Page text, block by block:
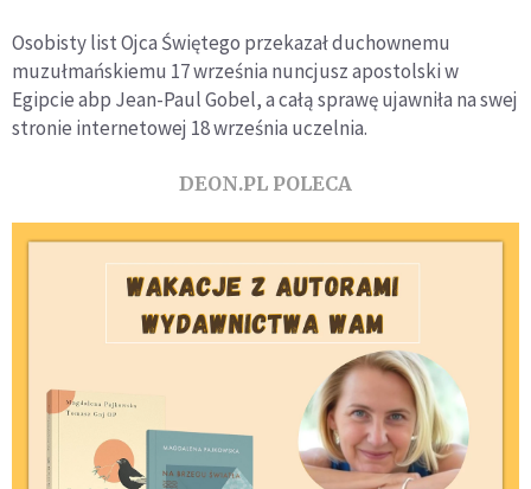
Osobisty list Ojca Świętego przekazał duchownemu
muzułmańskiemu 17 września nuncjusz apostolski w
Egipcie abp Jean-Paul Gobel, a całą sprawę ujawniła na swej
stronie internetowej 18 września uczelnia.
DEON.PL POLECA